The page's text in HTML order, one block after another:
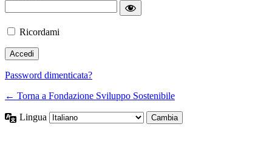
Ricordami
Password dimenticata?
← Torna a Fondazione Sviluppo Sostenibile
Lingua